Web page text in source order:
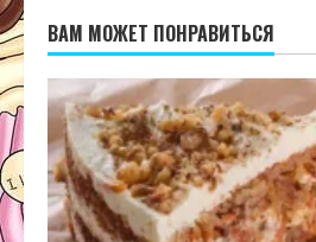
ВАМ МОЖЕТ ПОНРАВИТЬСЯ